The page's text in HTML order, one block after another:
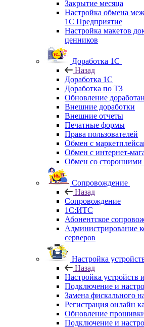
Закрытие месяца
Настройка обмена
1С Предприятие
Настройка макетов
ценников
Доработка 1С
Назад
Доработка 1С
Доработка по ТЗ
Обновление
Внешние доработки
Внешние отчеты
Печатные формы
Права пользователей
Обмен с
Обмен с интернет-
Обмен со сторонними
Сопровождение
Назад
Сопровождение
1C:ИТС
Абонентское
Администрирование
серверов
Настройка
Назад
Настройка устройств
Подключение и
Замена фискального
Регистрация
Обновление
Подключение и